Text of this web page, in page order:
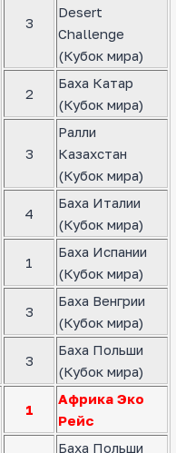
3
Desert
Challenge
(Кубок мира)
2
Баха Катар
(Кубок мира)
3
Ралли
Казахстан
(Кубок мира)
4
Баха Италии
(Кубок мира)
1
Баха Испании
(Кубок мира)
3
Баха Венгрии
(Кубок мира)
3
Баха Польши
(Кубок мира)
1
Африка Эко
Рейс
Баха Польши